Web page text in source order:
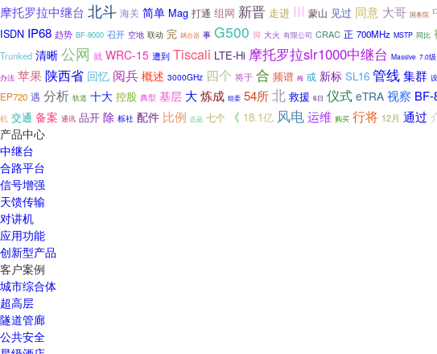
摩托罗拉中继台 北斗 海关 简单 Mag 打通 组网 新晋 走进 III 蒙山 见过 同意 大哥 国务院
ISDN IP68 趋势 BF-9000 召开 空地 联动 完 耦合器 事 G500 脚 大火 有限公司 CRAC 正 700MHz MSTP 同比
Trunked 清晰公网 就 WRC-15 遭到 Tiscali LTE-Hi 摩托罗拉slr1000中继台 Massive 7.0级
办法 苹果 陕西省 回忆 阅兵 概述 3000GHz 四个 将于 合 频谱 梅 或 新标 SL16 管线集群 设
EP720 遇 分析 轨道 十大 控股 典型 基层 大炼成 组委 54所北 救援 6日 仪式 eTRA 视察 BF-
机 交通 备案 通讯 品开 除 栎社 配件 比例 正品 七个 《 18.1亿 风电运维 购买 行将 12月 通过
产品中心
中继台
合路平台
信号增强
天馈传输
对讲机
应用功能
创新型产品
客户案例
城市综合体
超高层
隧道管廊
公共安全